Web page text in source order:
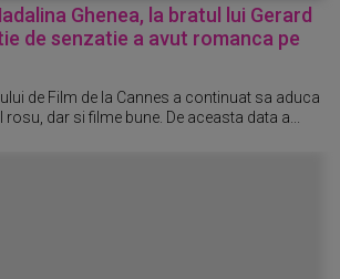
Ghenea, la bratul lui Gerard
de senzatie a avut romanca pe
de Film de la Cannes a continuat sa aduca
dar si filme bune. De aceasta data a...